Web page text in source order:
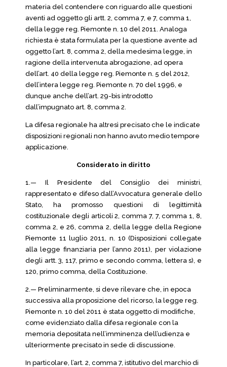
materia del contendere con riguardo alle questioni
aventi ad oggetto gli artt. 2, comma 7, e 7, comma 1,
della legge reg. Piemonte n. 10 del 2011. Analoga
richiesta è stata formulata per la questione avente ad
oggetto l’art. 8, comma 2, della medesima legge, in
ragione della intervenuta abrogazione, ad opera
dell’art. 40 della legge reg. Piemonte n. 5 del 2012,
dell’intera legge reg. Piemonte n. 70 del 1996, e
dunque anche dell’art. 29-bis introdotto
dall’impugnato art. 8, comma 2.
La difesa regionale ha altresì precisato che le indicate
disposizioni regionali non hanno avuto medio tempore
applicazione.
Considerato in diritto
1.— Il Presidente del Consiglio dei ministri,
rappresentato e difeso dall’Avvocatura generale dello
Stato, ha promosso questioni di legittimità
costituzionale degli articoli 2, comma 7, 7, comma 1, 8,
comma 2, e 26, comma 2, della legge della Regione
Piemonte 11 luglio 2011, n. 10 (Disposizioni collegate
alla legge finanziaria per l’anno 2011), per violazione
degli artt. 3, 117, primo e secondo comma, lettera s), e
120, primo comma, della Costituzione.
2.— Preliminarmente, si deve rilevare che, in epoca
successiva alla proposizione del ricorso, la legge reg.
Piemonte n. 10 del 2011 è stata oggetto di modifiche,
come evidenziato dalla difesa regionale con la
memoria depositata nell’imminenza dell’udienza e
ulteriormente precisato in sede di discussione.
In particolare, l’art. 2, comma 7, istitutivo del marchio di